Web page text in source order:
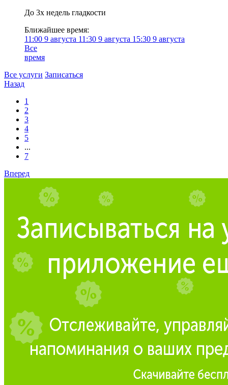
До 3х недель гладкости
Ближайшее время:
11:00 9 августа 11:30 9 августа 15:30 9 августа
Все
время
Все услуги Записаться
Назад
1
2
3
4
5
...
7
Вперед